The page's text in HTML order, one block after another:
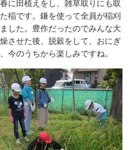
に田植えをし、雑草取りにも取
稲です。鎌を使って全員が稲刈
した。豊作だったのでみんな大
させた後、脱穀をして、おにぎ
今のうちから楽しみですね。